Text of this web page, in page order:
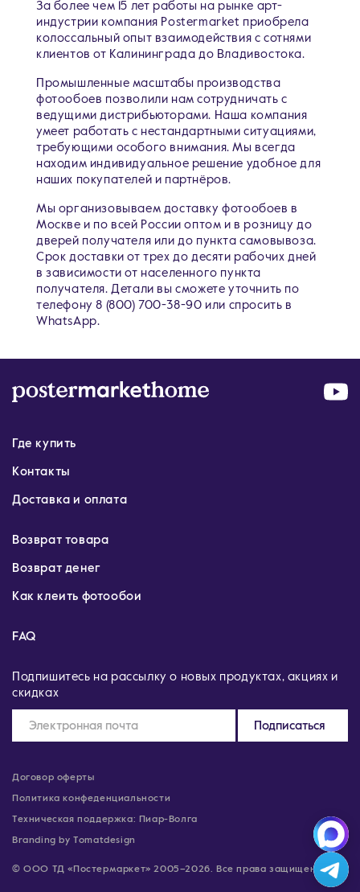
За более чем 15 лет работы на рынке арт-
индустрии компания Postermarket приобрела
колоссальный опыт взаимодействия с сотнями
клиентов от Калининграда до Владивостока.
Промышленные масштабы производства
фотообоев позволили нам сотрудничать с
ведущими дистрибьюторами. Наша компания
умеет работать с нестандартными ситуациями,
требующими особого внимания. Мы всегда
находим индивидуальное решение удобное для
наших покупателей и партнёров.
Мы организовываем доставку фотообоев в
Москве и по всей России оптом и в розницу до
дверей получателя или до пункта самовывоза.
Срок доставки от трех до десяти рабочих дней
в зависимости от населенного пункта
получателя. Детали вы сможете уточнить по
телефону 8 (800) 700-38-90 или спросить в
WhatsApp.
Где купить
Контакты
Доставка и оплата
Возврат товара
Возврат денег
Как клеить фотообои
FAQ
Подпишитесь на рассылку о новых продуктах, акциях и
скидках
Подписаться
© ООО ТД «Постермаркет» 2005–2026. Все права защищены
Договор оферты
Политика конфеденциальности
Техническая поддержка: Пиар-Волга
Branding by Tomatdesign